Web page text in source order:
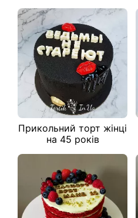
Прикольний торт жінці
на 45 років